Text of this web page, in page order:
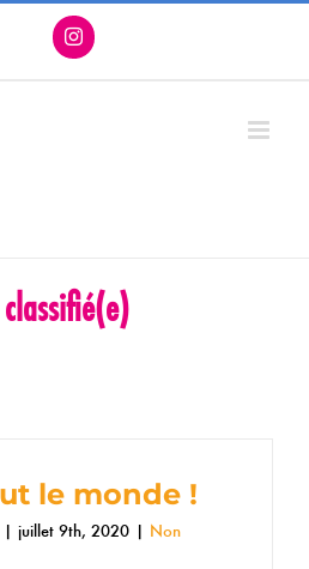
le monde !
| juillet 9th, 2020 | Non